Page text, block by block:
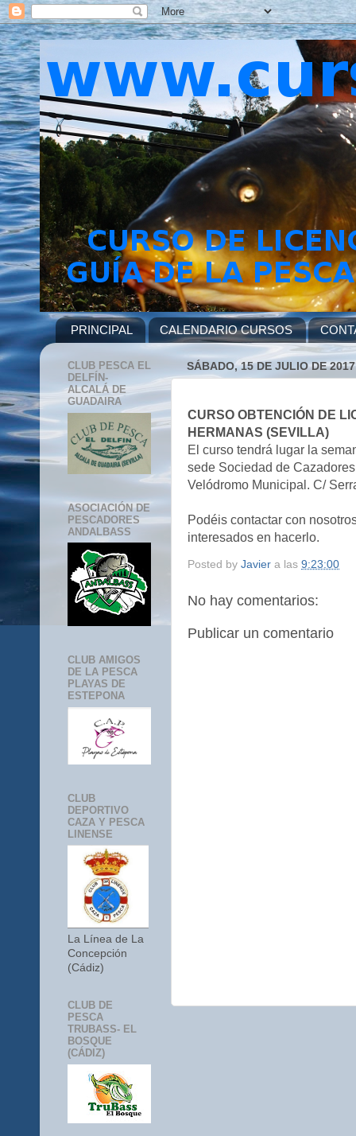
PRINCIPAL CALENDARIO CURSOS
SÁBADO, 15 DE JULIO DE 2017
CURSO OBTENCIÓN DE
HERMANAS (SEVILLA)
El curso tendrá lugar la
sede Sociedad de
Velódromo Municipal. C/
Podéis contactar con
interesados en hacerlo.
Posted by Javier a las 9:23:00
No hay comentarios:
Publicar un comentario
CLUB PESCA EL
DELFÍN-
ALCALÁ DE
GUADAIRA
ASOCIACIÓN DE
PESCADORES
ANDALBASS
CLUB AMIGOS
DE LA PESCA
PLAYAS DE
ESTEPONA
CLUB
DEPORTIVO
CAZA Y PESCA
LINENSE
La Línea de La
Concepción
(Cádiz)
CLUB DE
PESCA
TRUBASS- EL
BOSQUE
(CÁDIZ)